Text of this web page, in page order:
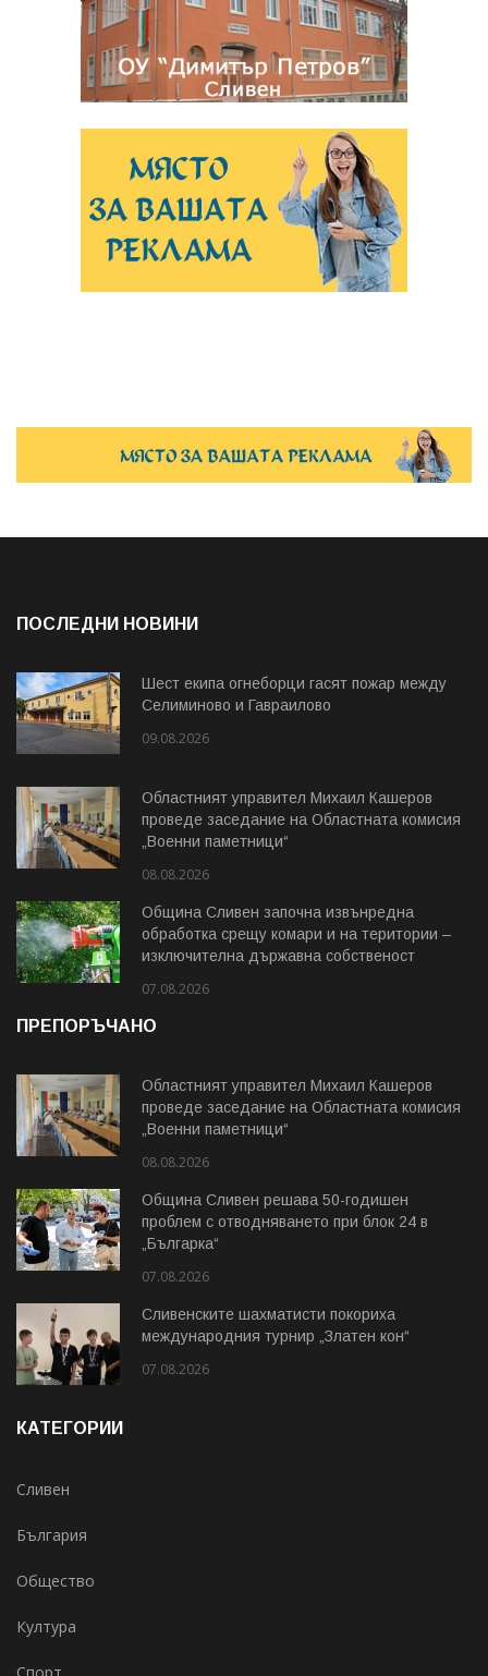
ПОСЛЕДНИ НОВИНИ
Шест екипа огнеборци гасят пожар между
Селиминово и Гавраилово
09.08.2026
Областният управител Михаил Кашеров
проведе заседание на Областната комисия
„Военни паметници“
08.08.2026
Община Сливен започна извънредна
обработка срещу комари и на територии –
изключителна държавна собственост
07.08.2026
ПРЕПОРЪЧАНО
Областният управител Михаил Кашеров
проведе заседание на Областната комисия
„Военни паметници“
08.08.2026
Община Сливен решава 50-годишен
проблем с отводняването при блок 24 в
„Българка“
07.08.2026
Сливенските шахматисти покориха
международния турнир „Златен кон“
07.08.2026
КАТЕГОРИИ
Сливен
България
Общество
Култура